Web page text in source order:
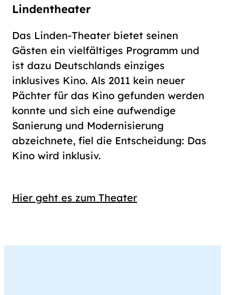
Lindentheater
Das Linden-Theater bietet seinen
Gästen ein vielfältiges Programm und
ist dazu Deutschlands einziges
inklusives Kino. Als 2011 kein neuer
Pächter für das Kino gefunden werden
konnte und sich eine aufwendige
Sanierung und Modernisierung
abzeichnete, fiel die Entscheidung: Das
Kino wird inklusiv.
Hier geht es zum Theater